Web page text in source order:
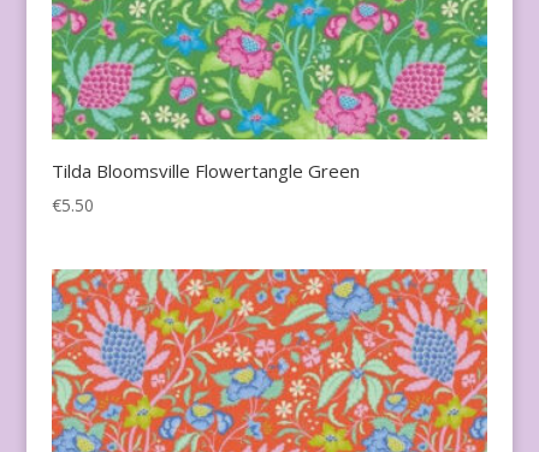
Tilda Bloomsville Flowertangle Green
€5.50